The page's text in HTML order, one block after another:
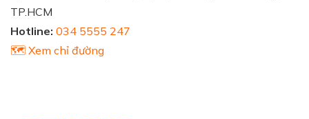
TP.HCM
Hotline: 034 5555 247
🗺️ Xem chỉ đường